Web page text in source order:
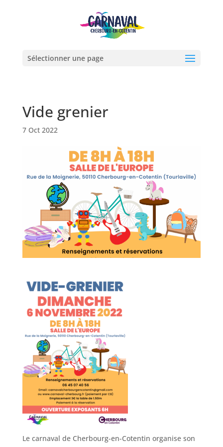
Sélectionner une page
Vide grenier
7 Oct 2022
Le carnaval de Cherbourg-en-Cotentin organise son